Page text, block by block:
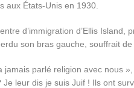
aux États-Unis en 1930.
d’immigration d’Ellis
son bras gauche, souffrait
jamais parlé religion avec nous
Je leur dis je suis Juif ! Ils ont